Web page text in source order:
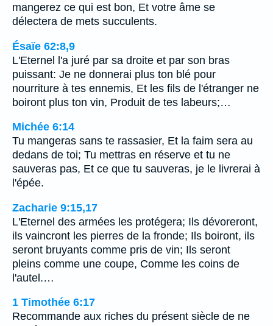
mangerez ce qui est bon, Et votre âme se
délectera de mets succulents.
Ésaïe 62:8,9
L'Eternel l'a juré par sa droite et par son bras
puissant: Je ne donnerai plus ton blé pour
nourriture à tes ennemis, Et les fils de l'étranger ne
boiront plus ton vin, Produit de tes labeurs;…
Michée 6:14
Tu mangeras sans te rassasier, Et la faim sera au
dedans de toi; Tu mettras en réserve et tu ne
sauveras pas, Et ce que tu sauveras, je le livrerai à
l'épée.
Zacharie 9:15,17
L'Eternel des armées les protégera; Ils dévoreront,
ils vaincront les pierres de la fronde; Ils boiront, ils
seront bruyants comme pris de vin; Ils seront
pleins comme une coupe, Comme les coins de
l'autel.…
1 Timothée 6:17
Recommande aux riches du présent siècle de ne